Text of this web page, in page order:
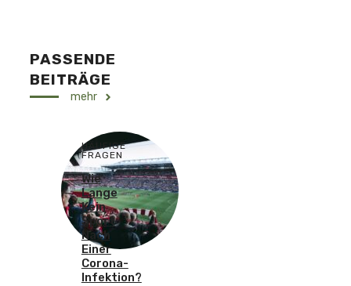
PASSENDE
BEITRÄGE
mehr
HÄUFIGE
FRAGEN
Wie
Lange
Kein
Sport
Nach
Einer
Corona-
Infektion?